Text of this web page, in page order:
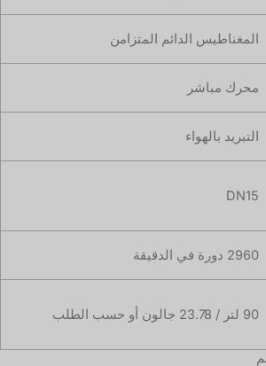
المغناطيس الدائم المتزامن
محرك مباشر
التبريد بالهواء
DN15
2960 دورة في الدقيقة
90 لتر / 23.78 جالون أو حسب الطلب